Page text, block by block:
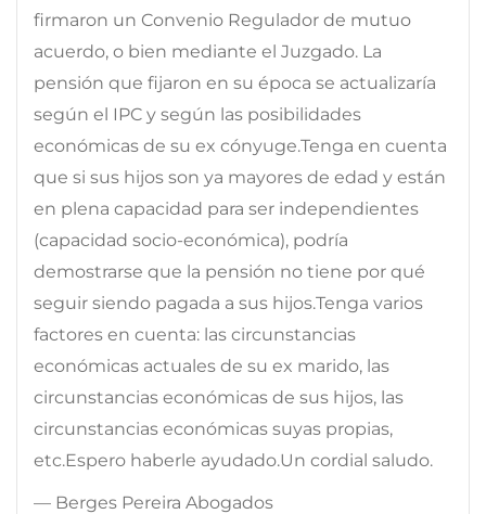
firmaron un Convenio Regulador de mutuo
acuerdo, o bien mediante el Juzgado. La
pensión que fijaron en su época se actualizaría
según el IPC y según las posibilidades
económicas de su ex cónyuge.Tenga en cuenta
que si sus hijos son ya mayores de edad y están
en plena capacidad para ser independientes
(capacidad socio-económica), podría
demostrarse que la pensión no tiene por qué
seguir siendo pagada a sus hijos.Tenga varios
factores en cuenta: las circunstancias
económicas actuales de su ex marido, las
circunstancias económicas de sus hijos, las
circunstancias económicas suyas propias,
etc.Espero haberle ayudado.Un cordial saludo.
— Berges Pereira Abogados